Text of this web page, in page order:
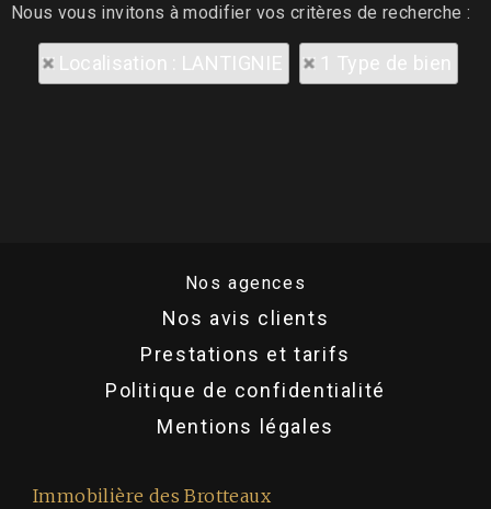
Nous vous invitons à modifier vos critères de recherche :
Localisation : LANTIGNIE 1 Type de bien
Nos agences
Nos avis clients
Prestations et tarifs
Politique de confidentialité
Mentions légales
Immobilière des Brotteaux